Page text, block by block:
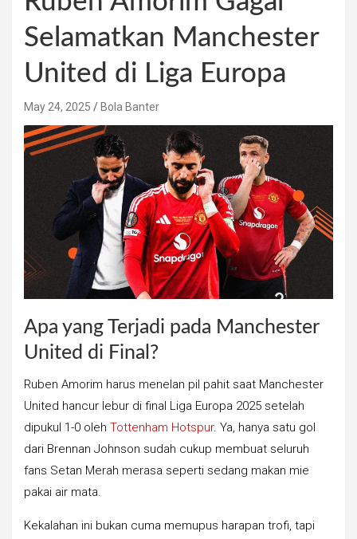
Selamatkan Manchester
United di Liga Europa
May 24, 2025 Bola Banter
Apa yang Terjadi pada Manchester
United di Final?
Ruben Amorim harus menelan pil pahit saat Manchester
United hancur lebur di final Liga Europa 2025 setelah
dipukul 1-0 oleh Tottenham Hotspur. Ya, hanya satu gol
dari Brennan Johnson sudah cukup membuat seluruh
fans Setan Merah merasa seperti sedang makan mie
pakai air mata.
Kekalahan ini bukan cuma memupus harapan trofi, tapi